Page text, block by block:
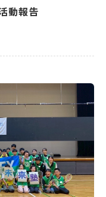
動報告